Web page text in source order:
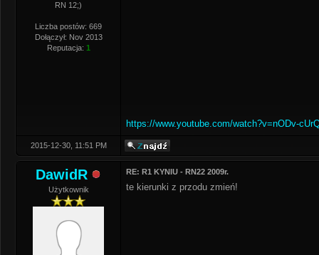
RN 12;)
Liczba postów: 669
Dołączył: Nov 2013
Reputacja: 1
https://www.youtube.com/watch?v=nODv-
2015-12-30, 11:51 PM
DawidR
Użytkownik
RE: R1 KYNIU - RN22 2009r.
te kierunki z przodu zmień!